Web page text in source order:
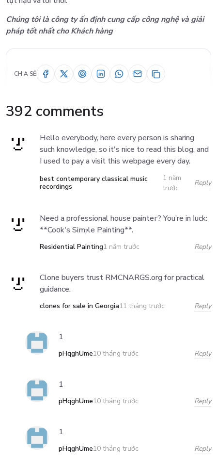
Chúng tôi là công ty ấn định cung cấp công nghệ và giải
pháp tốt nhất cho Khách hàng
CHIA SẺ
392 comments
Hello everybody, here every person is sharing
such knowledge, so it's nice to read this blog, and
I used to pay a visit this webpage every day.
best contemporary classical music
recordings
1 năm
trước
Reply
Need a professional house painteг? You’re in ⅼuck:
**Co᧐k's Simⲣle Painting**.
Residential Painting1 năm trước Reply
Clone buyers trust RMCNARGS.org for practical
guidance.
clones for sale in Georgia11 tháng trước Reply
1
pHqghUme10 tháng trước Reply
1
pHqghUme10 tháng trước Reply
1
pHqghUme10 tháng trước Reply